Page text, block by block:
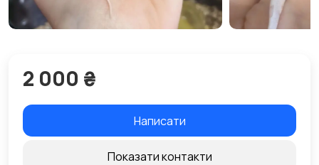
2 000 ₴
Написати
Показати контакти